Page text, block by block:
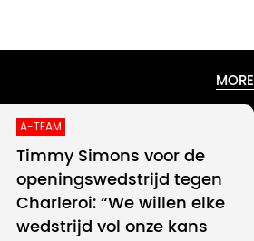
MORE
A-TEAM
Timmy Simons voor de
openingswedstrijd tegen
Charleroi: “We willen elke
wedstrijd vol onze kans